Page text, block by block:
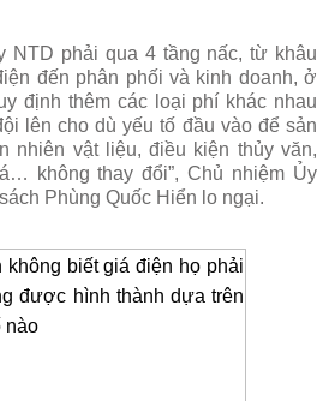
NTD phải qua 4 tầng nấc, từ khâu
đến phân phối và kinh doanh, ở
định thêm các loại phí khác nhau
lên cho dù yếu tố đầu vào để sản
nhiên vật liệu, điều kiện thủy văn,
không thay đổi”, Chủ nhiệm Ủy
Phùng Quốc Hiển lo ngại.